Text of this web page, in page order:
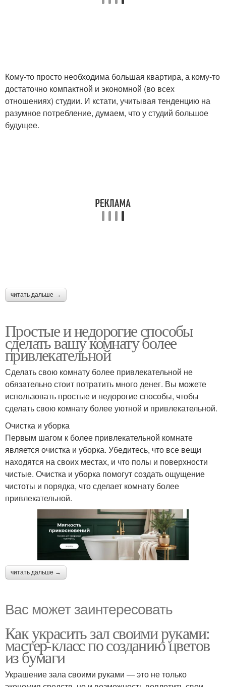
Кому-то просто необходима большая квартира, а кому-то
достаточно компактной и экономной (во всех
отношениях) студии. И кстати, учитывая тенденцию на
разумное потребление, думаем, что у студий большое
будущее.
читать дальше →
Простые и недорогие способы
сделать вашу комнату более
привлекательной
Сделать свою комнату более привлекательной не
обязательно стоит потратить много денег. Вы можете
использовать простые и недорогие способы, чтобы
сделать свою комнату более уютной и привлекательной.
Очистка и уборка
Первым шагом к более привлекательной комнате
является очистка и уборка. Убедитесь, что все вещи
находятся на своих местах, и что полы и поверхности
чистые. Очистка и уборка помогут создать ощущение
чистоты и порядка, что сделает комнату более
привлекательной.
читать дальше →
Вас может заинтересовать
Как украсить зал своими руками:
мастер-класс по созданию цветов
из бумаги
Украшение зала своими руками — это не только